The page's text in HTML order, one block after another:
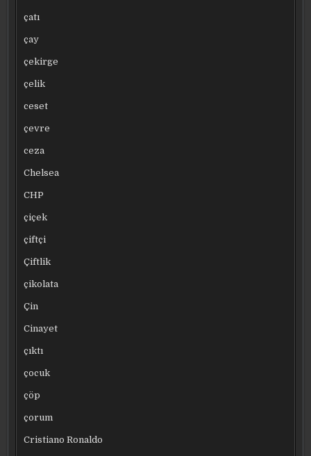
çatı
çay
çekirge
çelik
ceset
çevre
ceza
Chelsea
CHP
çiçek
çiftçi
Çiftlik
çikolata
Çin
Cinayet
çıktı
çocuk
çöp
çorum
Cristiano Ronaldo